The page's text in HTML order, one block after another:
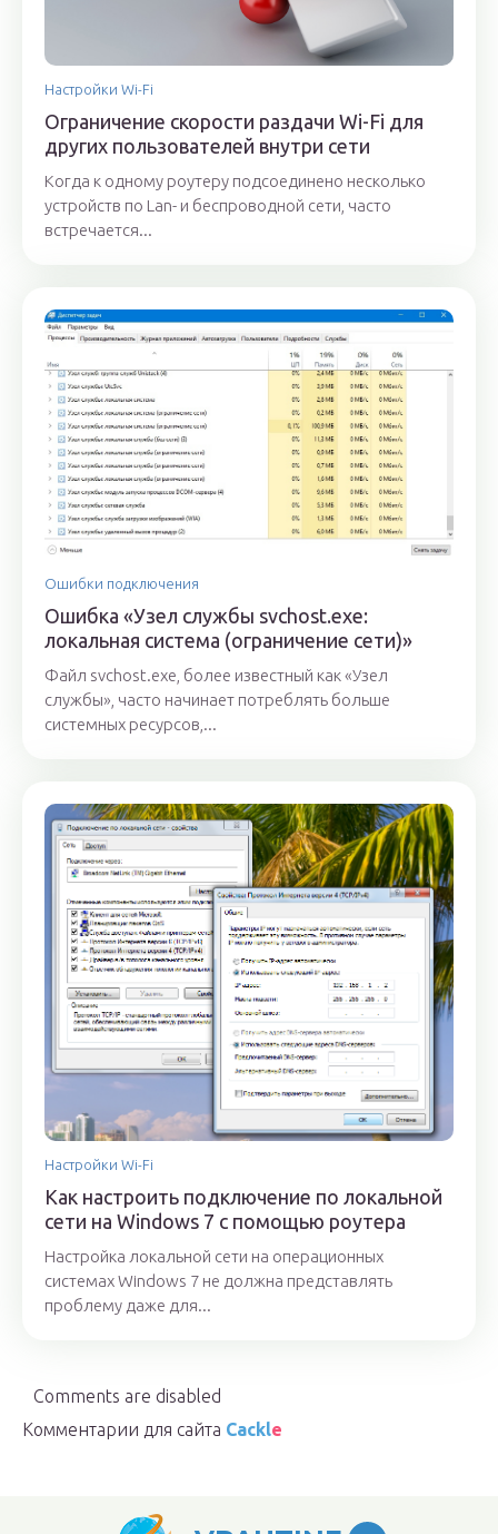
Настройки Wi-Fi
Ограничение скорости раздачи Wi-Fi для
других пользователей внутри сети
Когда к одному роутеру подсоединено несколько
устройств по Lan- и беспроводной сети, часто
встречается...
Ошибки подключения
Ошибка «Узел службы svchost.exe:
локальная система (ограничение сети)»
Файл svchost.exe, более известный как «Узел
службы», часто начинает потреблять больше
системных ресурсов,...
Настройки Wi-Fi
Как настроить подключение по локальной
сети на Windows 7 с помощью роутера
Настройка локальной сети на операционных
системах Windows 7 не должна представлять
проблему даже для...
Comments are disabled
Комментарии для сайта Cackle